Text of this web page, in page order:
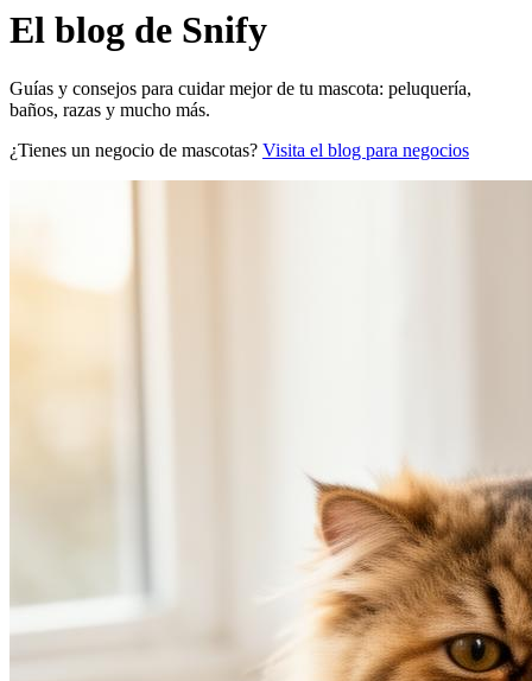
El blog de Snify
Guías y consejos para cuidar mejor de tu mascota: peluquería,
baños, razas y mucho más.
¿Tienes un negocio de mascotas? Visita el blog para negocios